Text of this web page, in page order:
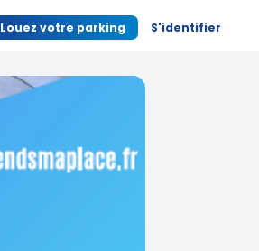
Louez votre parking S'identifier